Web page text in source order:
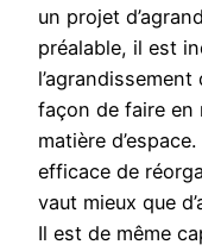
un projet
préalable, il est
façon de faire en
matière
efficace de
vaut mieux que
Il est de même